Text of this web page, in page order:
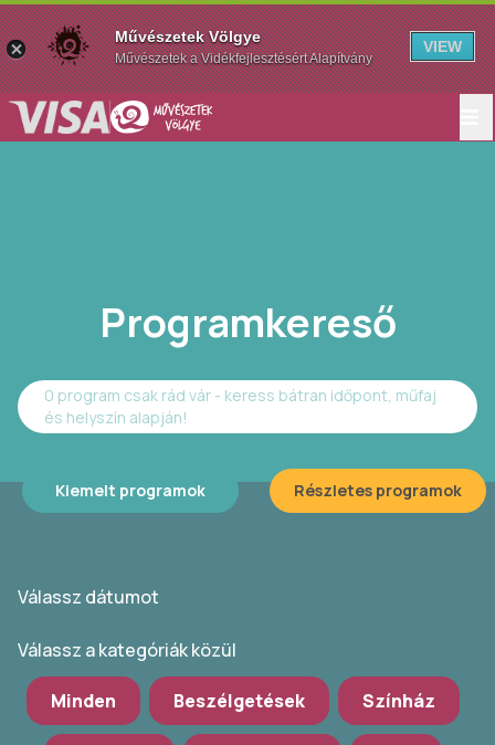
Programkereső
0 program csak rád vár - keress bátran időpont, műfaj
és helyszín alapján!
Kiemelt programok Részletes programok
Válassz dátumot
Válassz a kategóriák közül
Minden Beszélgetések Színház
Művészetek Völgye
Művészetek a Vidékfejlesztésért Alapítvány
VIEW